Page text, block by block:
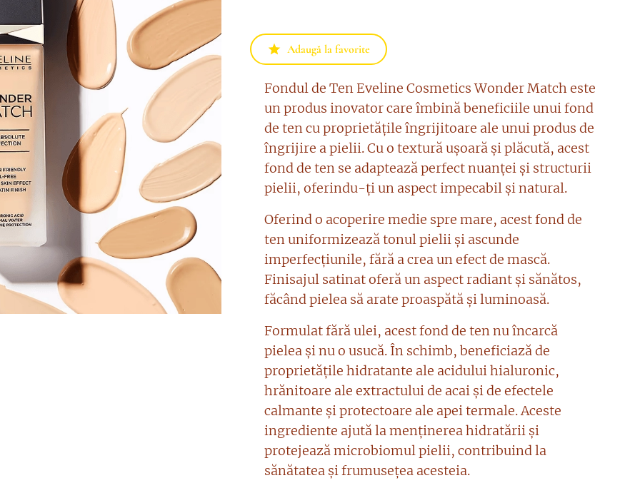
Adaugă la favorite
Fondul de Ten Eveline Cosmetics Wonder Match este
un produs inovator care îmbină beneficiile unui fond
de ten cu proprietățile îngrijitoare ale unui produs de
îngrijire a pielii. Cu o textură ușoară și plăcută, acest
fond de ten se adaptează perfect nuanței și structurii
pielii, oferindu-ți un aspect impecabil și natural.
Oferind o acoperire medie spre mare, acest fond de
ten uniformizează tonul pielii și ascunde
imperfecțiunile, fără a crea un efect de mască.
Finisajul satinat oferă un aspect radiant și sănătos,
făcând pielea să arate proaspătă și luminoasă.
Formulat fără ulei, acest fond de ten nu încarcă
pielea și nu o usucă. În schimb, beneficiază de
proprietățile hidratante ale acidului hialuronic,
hrănitoare ale extractului de acai și de efectele
calmante și protectoare ale apei termale. Aceste
ingrediente ajută la menținerea hidratării și
protejează microbiomul pielii, contribuind la
sănătatea și frumusețea acesteia.